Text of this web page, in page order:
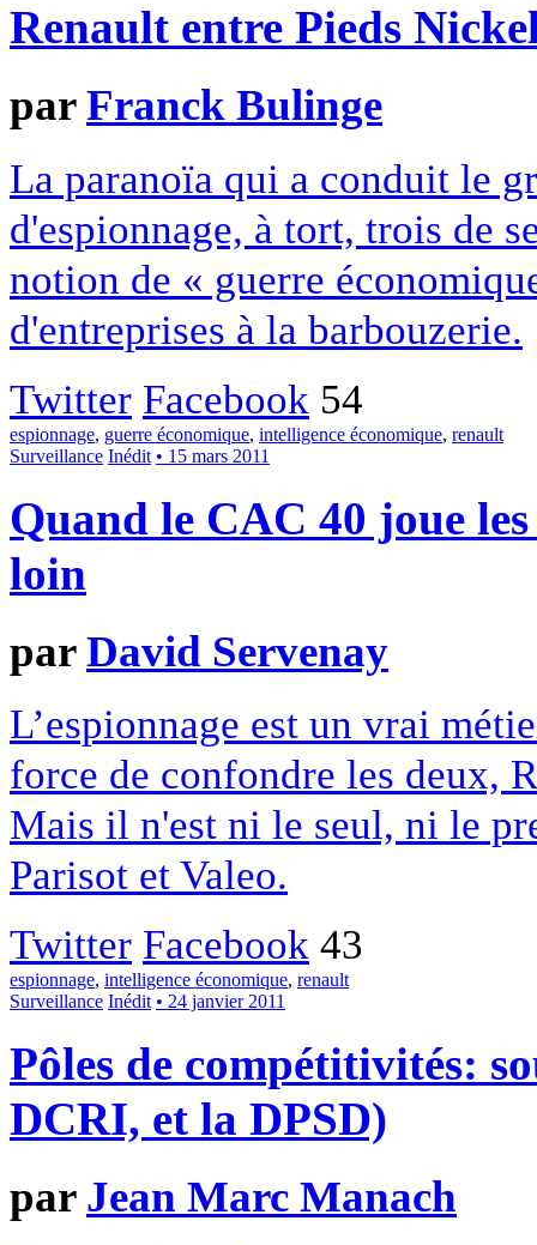
Renault entre Pieds
parFranck Bulinge
La paranoïa qui a conduit le
d'espionnage, à tort, trois de
notion de « guerre
d'entreprises à la barbouzerie.
Twitter Facebook 54
espionnage, guerre économique, intelligence économique, renault
Surveillance Inédit • 15 mars 2011
Quand le CAC 40 joue les
loin
parDavid Servenay
L’espionnage est un vrai
force de confondre les deux,
Mais il n'est ni le seul, ni le
Parisot et Valeo.
Twitter Facebook 43
espionnage, intelligence économique, renault
Surveillance Inédit • 24 janvier 2011
Pôles de compétitivités:
DCRI, et la DPSD)
par Jean Marc Manach